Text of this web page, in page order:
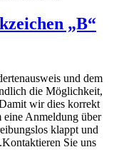
„B“
und dem
die Möglichkeit,
wir dies korrekt
Anmeldung über
klappt und
Sie uns